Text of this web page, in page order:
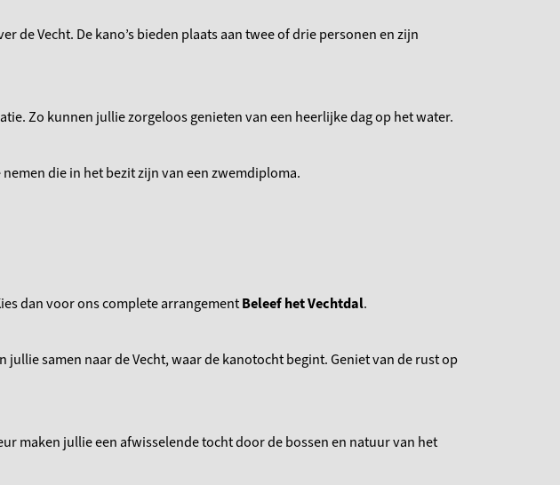
de Vecht. De kano’s bieden plaats aan twee of drie personen en zijn
Zo kunnen jullie zorgeloos genieten van een heerlijke dag op het water.
die in het bezit zijn van een zwemdiploma.
dan voor ons complete arrangementBeleef het Vechtdal.
samen naar de Vecht, waar de kanotocht begint. Geniet van de rust op
maken jullie een afwisselende tocht door de bossen en natuur van het